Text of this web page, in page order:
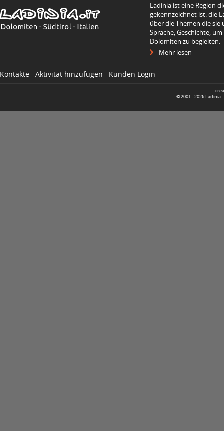
Ladinia ist eine Region
gekennzeichnet ist: die
über die Themen die
Sprache, Geschichte,
Dolomiten zu begleiten.
Mehr lesen
Kontakte Aktivität hinzufügen Kunden Login
© 2001 -2026 Ladinia